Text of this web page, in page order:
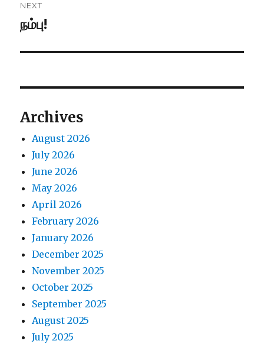
NEXT
Next
நம்பு!
Archives
August 2026
July 2026
June 2026
May 2026
April 2026
February 2026
January 2026
December 2025
November 2025
October 2025
September 2025
August 2025
July 2025